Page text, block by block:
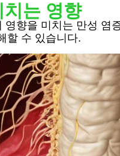
는 영향
향을 미치는 만성
할 수 있습니다.